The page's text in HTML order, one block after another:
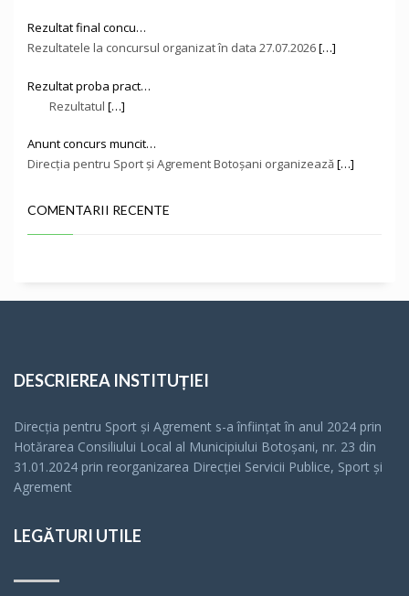
Rezultat final concu…
Rezultatele la concursul organizat în data 27.07.2026[…]
Rezultat proba pract…
Rezultatul […]
Anunt concurs muncit…
Direcţia pentru Sport și Agrement Botoşani organizează[…]
COMENTARII RECENTE
DESCRIEREA INSTITUȚIEI
Direcția pentru Sport și Agrement s-a înfiinţat în anul 2024 prin
Hotărarea Consiliului Local al Municipiului Botoșani, nr. 23 din
31.01.2024 prin reorganizarea Direcției Servicii Publice, Sport și
Agrement
LEGĂTURI UTILE